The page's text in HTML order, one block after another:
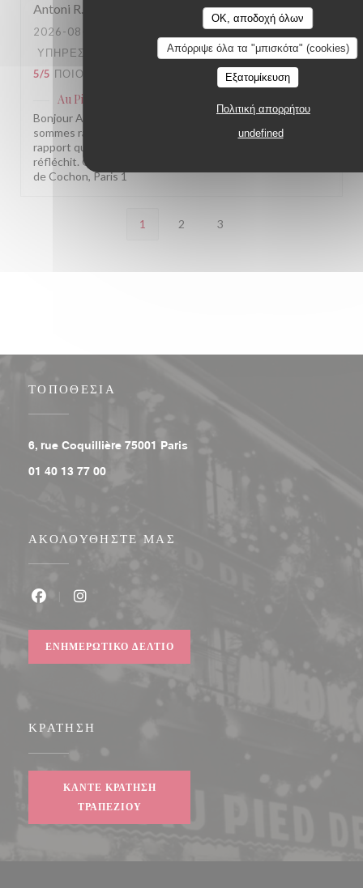
OK, αποδοχή όλων
Απόρριψε όλα τα "μπισκότα" (cookies)
Εξατομίκευση
Πολιτική απορρήτου
undefined
Antoni R
2026-08-05
- 20:30 - ΚΑΛΕΣΜΈΝΟΙ 3
ΥΠΗΡΕΣΊΑ
ΑΤΜΌΣΦΑΙΡΑ: 4/5 ΜΕΝΟΎ:
5/5 ΠΟΙΌΤΗΤΑ / ΤΙΜΉ
Au Pied de Cochon
Bonjour Antoni, Merci pour ce retour sincère ! Nous
sommes ravis que la cuisine vous ait autant plu. Pour le
rapport qualité/prix, on entend votre remarque et on y
réfléchit. On espère vous revoir bientôt ! L'équipe Au Pied
de Cochon, Paris 1
1 2 3
ΤΟΠΟΘΕΣΊΑ
6, rue Coquillière 75001 Paris
01 40 13 77 00
ΑΚΟΛΟΥΘΉΣΤΕ ΜΑΣ
ΕΝΗΜΕΡΩΤΙΚΌ ΔΕΛΤΊΟ
ΚΡΆΤΗΣΗ
ΚΆΝΤΕ ΚΡΆΤΗΣΗ
ΤΡΑΠΕΖΙΟΎ